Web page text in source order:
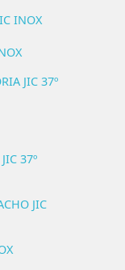
INOX
JIC 37º
37º
JIC